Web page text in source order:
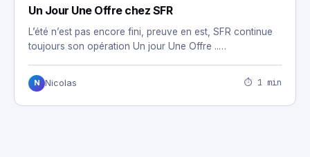
Un Jour Une Offre chez SFR
L’été n’est pas encore fini, preuve en est, SFR continue
toujours son opération Un jour Une Offre ..…
N Nicolas ⏱ 1 min